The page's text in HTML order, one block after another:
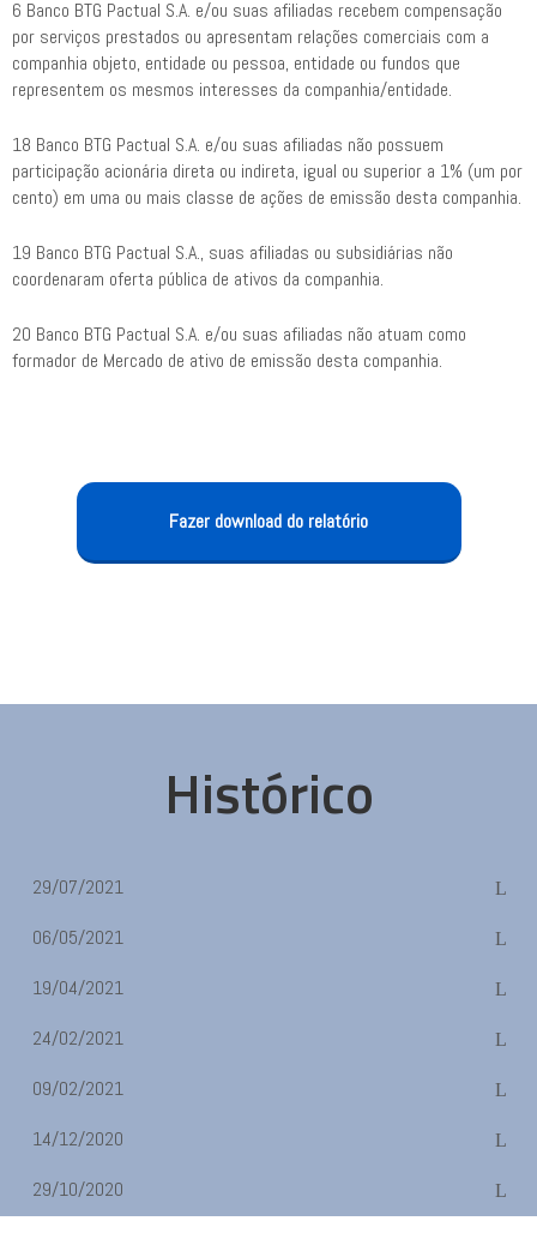
6 Banco BTG Pactual S.A. e/ou suas afiliadas recebem compensação
por serviços prestados ou apresentam relações comerciais com a
companhia objeto, entidade ou pessoa, entidade ou fundos que
representem os mesmos interesses da companhia/entidade.
18 Banco BTG Pactual S.A. e/ou suas afiliadas não possuem
participação acionária direta ou indireta, igual ou superior a 1% (um por
cento) em uma ou mais classe de ações de emissão desta companhia.
19 Banco BTG Pactual S.A., suas afiliadas ou subsidiárias não
coordenaram oferta pública de ativos da companhia.
20 Banco BTG Pactual S.A. e/ou suas afiliadas não atuam como
formador de Mercado de ativo de emissão desta companhia.
Fazer download do relatório
Histórico
29/07/2021
06/05/2021
19/04/2021
24/02/2021
09/02/2021
14/12/2020
29/10/2020